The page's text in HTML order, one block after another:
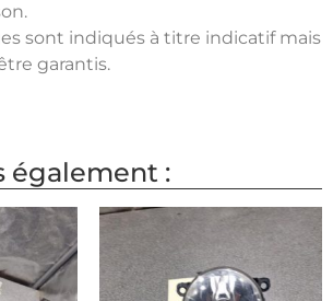
sont indiqués à titre indicatif mais
garantis.
également :